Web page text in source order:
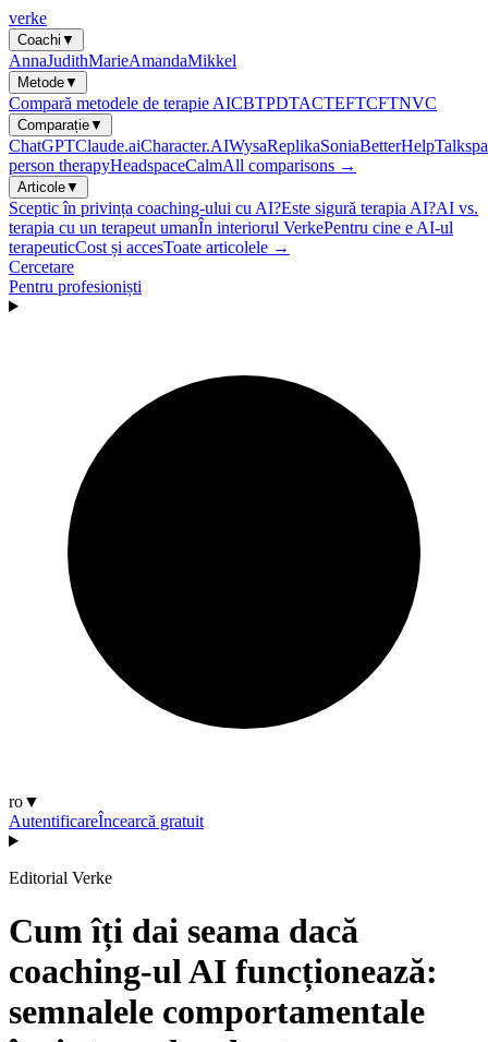
verke
Coachi ▼
AnnaJudithMarieAmandaMikkel
Metode▼
Compară metodele de terapie AICBTPDTACTEFTCFTNVC
Comparație▼
ChatGPTClaude.aiCharacter.AIWysaReplikaSoniaBetterHelp
person therapyHeadspaceCalmAll comparisons →
Articole▼
Sceptic în privința coaching-ului cu AI?Este sigură terapia AI?AI vs.
terapia cu un terapeut umanÎn interiorul VerkePentru cine e AI-ul
terapeuticCost și accesToate articolele →
Cercetare
Pentru profesioniști
ro▼
AutentificareÎncearcă gratuit
Editorial Verke
Cum îți dai seama dacă
coaching-ul AI funcționează:
semnalele comportamentale